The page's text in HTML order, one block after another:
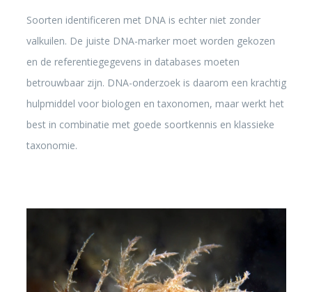
Soorten identificeren met DNA is echter niet zonder
valkuilen. De juiste DNA-marker moet worden gekozen
en de referentiegegevens in databases moeten
betrouwbaar zijn. DNA-onderzoek is daarom een krachtig
hulpmiddel voor biologen en taxonomen, maar werkt het
best in combinatie met goede soortkennis en klassieke
taxonomie.